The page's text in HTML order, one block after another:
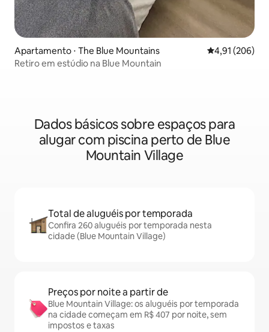
Apartamento ⋅ The Blue Mountains 4,91 de uma
4,91 (206)
Retiro em estúdio na Blue Mountain
Dados básicos sobre espaços para
alugar com piscina perto de Blue
Mountain Village
Total de aluguéis por temporada
Confira 260 aluguéis por temporada nesta
cidade (Blue Mountain Village)
Preços por noite a partir de
Blue Mountain Village: os aluguéis por temporada
na cidade começam em R$ 407 por noite, sem
impostos e taxas